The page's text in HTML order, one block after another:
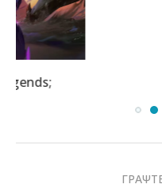
Τα νέα γραφεία της